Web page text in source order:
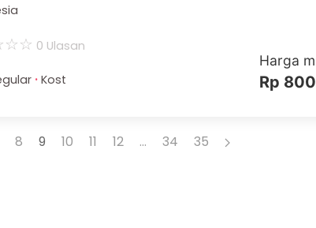
☆☆ 0 Ulasan
· Kost
Harga
Rp
8 9 10 11 12 ... 34 35